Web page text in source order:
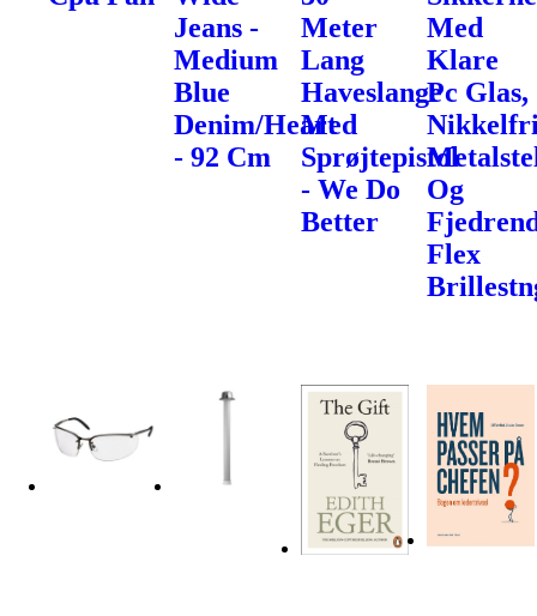
Jeans -
Medium
Blue
Denim/Heart
- 92 Cm
Meter
Lang
Haveslange
Med
Sprøjtepistol
- We Do
Better
Med
Klare
Pc Glas,
Og
Flex